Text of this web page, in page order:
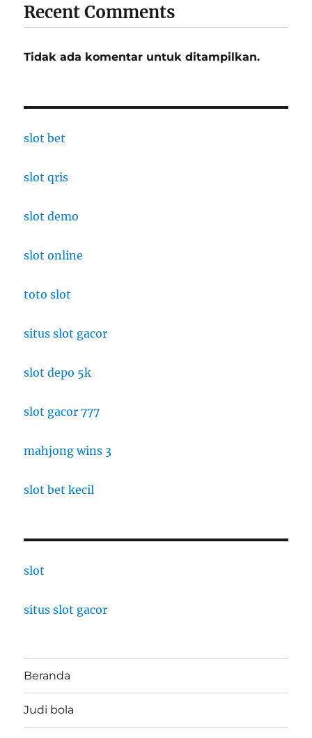
Recent Comments
Tidak ada komentar untuk ditampilkan.
slot bet
slot qris
slot demo
slot online
toto slot
situs slot gacor
slot depo 5k
slot gacor 777
mahjong wins 3
slot bet kecil
slot
situs slot gacor
Beranda
Judi bola